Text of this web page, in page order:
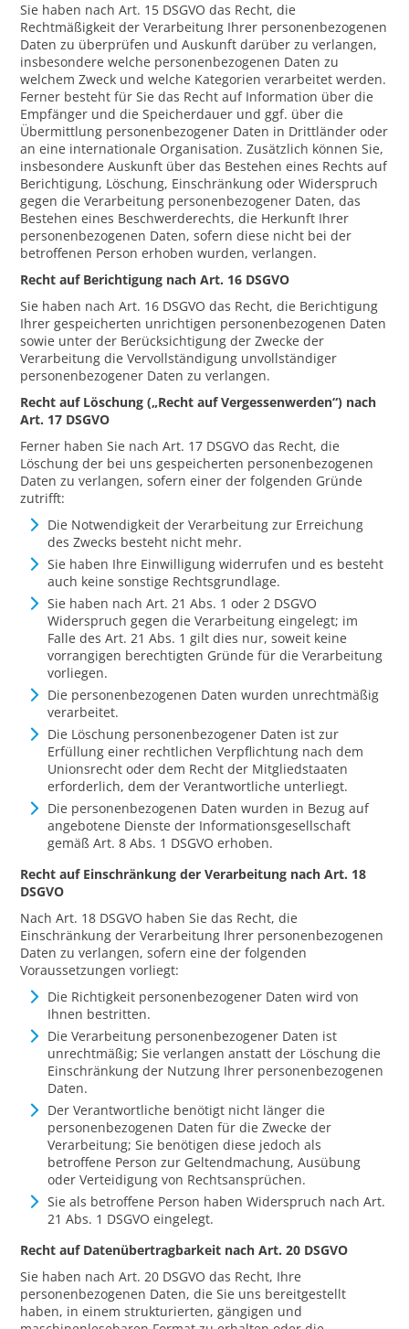
Sie haben nach Art. 15 DSGVO das Recht, die
Rechtmäßigkeit der Verarbeitung Ihrer personenbezogenen
Daten zu überprüfen und Auskunft darüber zu verlangen,
insbesondere welche personenbezogenen Daten zu
welchem Zweck und welche Kategorien verarbeitet werden.
Ferner besteht für Sie das Recht auf Information über die
Empfänger und die Speicherdauer und ggf. über die
Übermittlung personenbezogener Daten in Drittländer oder
an eine internationale Organisation. Zusätzlich können Sie,
insbesondere Auskunft über das Bestehen eines Rechts auf
Berichtigung, Löschung, Einschränkung oder Widerspruch
gegen die Verarbeitung personenbezogener Daten, das
Bestehen eines Beschwerderechts, die Herkunft Ihrer
personenbezogenen Daten, sofern diese nicht bei der
betroffenen Person erhoben wurden, verlangen.
Recht auf Berichtigung nach Art. 16 DSGVO
Sie haben nach Art. 16 DSGVO das Recht, die Berichtigung
Ihrer gespeicherten unrichtigen personenbezogenen Daten
sowie unter der Berücksichtigung der Zwecke der
Verarbeitung die Vervollständigung unvollständiger
personenbezogener Daten zu verlangen.
Recht auf Löschung („Recht auf Vergessenwerden“) nach
Art. 17 DSGVO
Ferner haben Sie nach Art. 17 DSGVO das Recht, die
Löschung der bei uns gespeicherten personenbezogenen
Daten zu verlangen, sofern einer der folgenden Gründe
zutrifft:
Die Notwendigkeit der Verarbeitung zur Erreichung
des Zwecks besteht nicht mehr.
Sie haben Ihre Einwilligung widerrufen und es besteht
auch keine sonstige Rechtsgrundlage.
Sie haben nach Art. 21 Abs. 1 oder 2 DSGVO
Widerspruch gegen die Verarbeitung eingelegt; im
Falle des Art. 21 Abs. 1 gilt dies nur, soweit keine
vorrangigen berechtigten Gründe für die Verarbeitung
vorliegen.
Die personenbezogenen Daten wurden unrechtmäßig
verarbeitet.
Die Löschung personenbezogener Daten ist zur
Erfüllung einer rechtlichen Verpflichtung nach dem
Unionsrecht oder dem Recht der Mitgliedstaaten
erforderlich, dem der Verantwortliche unterliegt.
Die personenbezogenen Daten wurden in Bezug auf
angebotene Dienste der Informationsgesellschaft
gemäß Art. 8 Abs. 1 DSGVO erhoben.
Recht auf Einschränkung der Verarbeitung nach Art. 18
DSGVO
Nach Art. 18 DSGVO haben Sie das Recht, die
Einschränkung der Verarbeitung Ihrer personenbezogenen
Daten zu verlangen, sofern eine der folgenden
Voraussetzungen vorliegt:
Die Richtigkeit personenbezogener Daten wird von
Ihnen bestritten.
Die Verarbeitung personenbezogener Daten ist
unrechtmäßig; Sie verlangen anstatt der Löschung die
Einschränkung der Nutzung Ihrer personenbezogenen
Daten.
Der Verantwortliche benötigt nicht länger die
personenbezogenen Daten für die Zwecke der
Verarbeitung; Sie benötigen diese jedoch als
betroffene Person zur Geltendmachung, Ausübung
oder Verteidigung von Rechtsansprüchen.
Sie als betroffene Person haben Widerspruch nach Art.
21 Abs. 1 DSGVO eingelegt.
Recht auf Datenübertragbarkeit nach Art. 20 DSGVO
Sie haben nach Art. 20 DSGVO das Recht, Ihre
personenbezogenen Daten, die Sie uns bereitgestellt
haben, in einem strukturierten, gängigen und